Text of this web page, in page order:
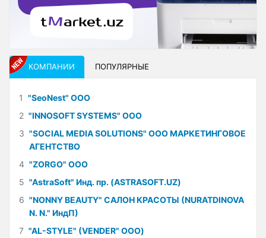
КОМПАНИИ ПОПУЛЯРНЫЕ
1 "SeoNest" ООО
2 "INNOSOFT SYSTEMS" ООО
3 "SOCIAL MEDIA SOLUTIONS" ООО МАРКЕТИНГОВОЕ
АГЕНТСТВО
4 "ZORGO" ООО
5 "AstraSoft" Инд. пр. (ASTRASOFT.UZ)
6 "NONNY BEAUTY" САЛОН КРАСОТЫ (NURATDINOVA
N. N." ИндП)
7 "AL-STYLE" (VENDER" ООО)